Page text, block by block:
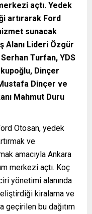
açtı. Yedek
artırarak Ford
sunacak
Alanı Lideri Özgür
Turfan, YDS
Dinçer
Dinçer ve
Mahmut Duru
Otosan, yedek
ve
amacıyla Ankara
merkezi açtı. Koç
yönetimi alanında
kiralama ve
geçirilen bu dağıtım